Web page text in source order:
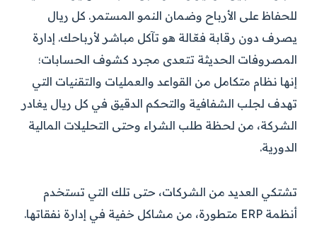
للحفاظ على الأرباح وضمان النمو المستمر. كل ريال
يصرف دون رقابة فعّالة هو تآكل مباشر لأرباحك. إدارة
المصروفات الحديثة تتعدى مجرد كشوف الحسابات؛
إنها نظام متكامل من القواعد والعمليات والتقنيات التي
تهدف لجلب الشفافية والتحكم الدقيق في كل ريال يغادر
الشركة، من لحظة طلب الشراء وحتى التحليلات المالية
الدورية.
تشتكي العديد من الشركات، حتى تلك التي تستخدم
أنظمة ERP متطورة، من مشاكل خفية في إدارة نفقاتها.